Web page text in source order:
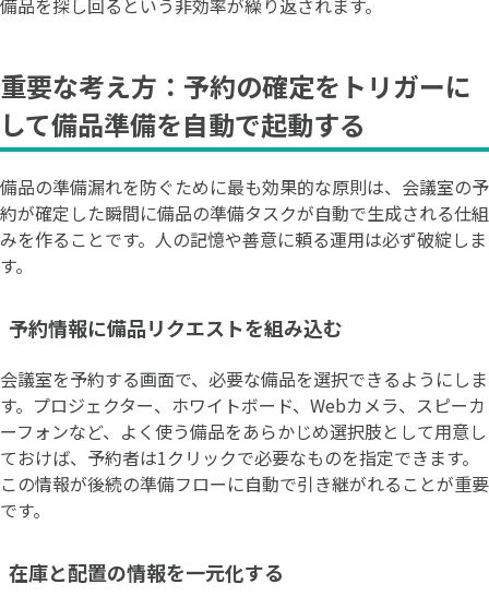
備品を探し回るという非効率が繰り返されます。
重要な考え方：予約の確定をトリガーに
して備品準備を自動で起動する
備品の準備漏れを防ぐために最も効果的な原則は、会議室の予
約が確定した瞬間に備品の準備タスクが自動で生成される仕組
みを作ることです。人の記憶や善意に頼る運用は必ず破綻しま
す。
予約情報に備品リクエストを組み込む
会議室を予約する画面で、必要な備品を選択できるようにしま
す。プロジェクター、ホワイトボード、Webカメラ、スピーカ
ーフォンなど、よく使う備品をあらかじめ選択肢として用意し
ておけば、予約者は1クリックで必要なものを指定できます。
この情報が後続の準備フローに自動で引き継がれることが重要
です。
在庫と配置の情報を一元化する